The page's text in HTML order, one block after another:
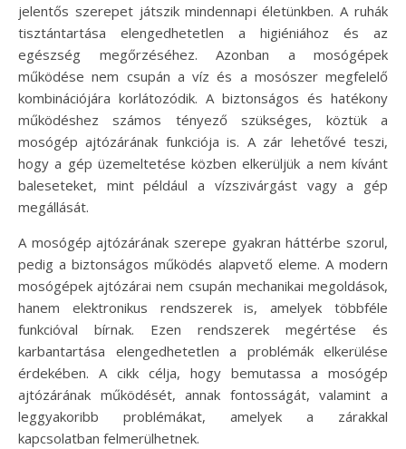
jelentős szerepet játszik mindennapi életünkben. A ruhák
tisztántartása elengedhetetlen a higiéniához és az
egészség megőrzéséhez. Azonban a mosógépek
működése nem csupán a víz és a mosószer megfelelő
kombinációjára korlátozódik. A biztonságos és hatékony
működéshez számos tényező szükséges, köztük a
mosógép ajtózárának funkciója is. A zár lehetővé teszi,
hogy a gép üzemeltetése közben elkerüljük a nem kívánt
baleseteket, mint például a vízszivárgást vagy a gép
megállását.
A mosógép ajtózárának szerepe gyakran háttérbe szorul,
pedig a biztonságos működés alapvető eleme. A modern
mosógépek ajtózárai nem csupán mechanikai megoldások,
hanem elektronikus rendszerek is, amelyek többféle
funkcióval bírnak. Ezen rendszerek megértése és
karbantartása elengedhetetlen a problémák elkerülése
érdekében. A cikk célja, hogy bemutassa a mosógép
ajtózárának működését, annak fontosságát, valamint a
leggyakoribb problémákat, amelyek a zárakkal
kapcsolatban felmerülhetnek.